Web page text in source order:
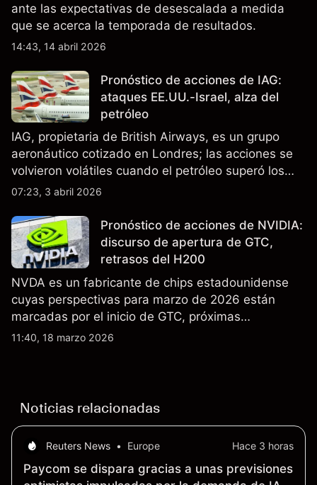
ante las expectativas de desescalada a medida
que se acerca la temporada de resultados.
14:43, 14 abril 2026
Pronóstico de acciones de IAG:
ataques EE.UU.-Israel, alza del
petróleo
IAG, propietaria de British Airways, es un grupo
aeronáutico cotizado en Londres; las acciones se
volvieron volátiles cuando el petróleo superó los
$105 y los cierres del espacio aéreo de Oriente
no es un indicador fiable de resultados futuros..
07:23, 3 abril 2026
Pronóstico de acciones de NVIDIA:
discurso de apertura de GTC,
retrasos del H200
NVDA es un fabricante de chips estadounidense
cuyas perspectivas para marzo de 2026 están
marcadas por el inicio de GTC, próximas
actualizaciones de productos y la incertidumbre
11:40, 18 marzo 2026
Noticias relacionadas
Reuters News • Europe Hace 3 horas
Paycom se dispara gracias a unas previsiones